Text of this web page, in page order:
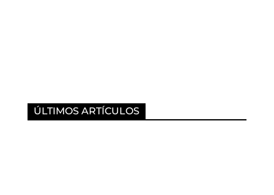
ÚLTIMOS ARTÍCULOS